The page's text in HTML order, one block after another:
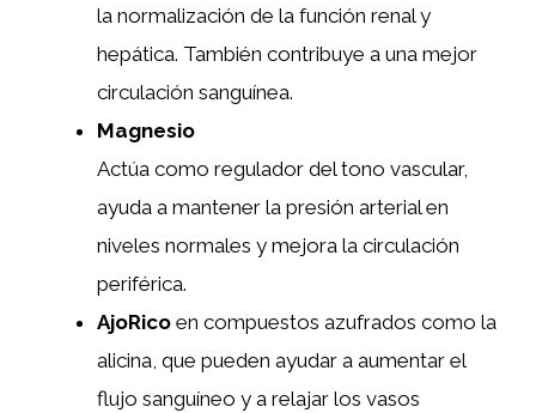
la normalización de la función renal y
hepática. También contribuye a una mejor
circulación sanguínea.
Magnesio
Actúa como regulador del tono vascular,
ayuda a mantener la presión arterial en
niveles normales y mejora la circulación
periférica.
AjoRico en compuestos azufrados como la
alicina, que pueden ayudar a aumentar el
flujo sanguíneo y a relajar los vasos